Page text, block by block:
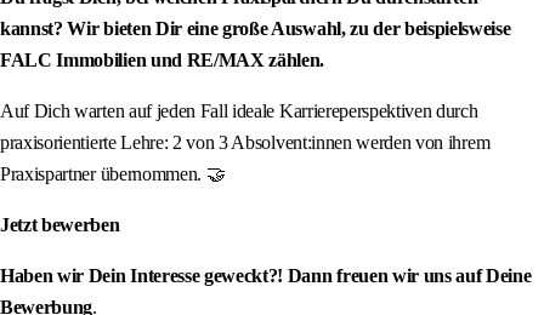
kannst? Wir bieten Dir eine große Auswahl, zu der beispielsweise
FALC Immobilien und RE/MAX zählen.
Auf Dich warten auf jeden Fall ideale Karriereperspektiven durch
praxisorientierte Lehre: 2 von 3 Absolvent:innen werden von ihrem
Praxispartner übernommen. 🤝
Jetzt bewerben
Haben wir Dein Interesse geweckt?! Dann freuen wir uns auf Deine
Bewerbung.